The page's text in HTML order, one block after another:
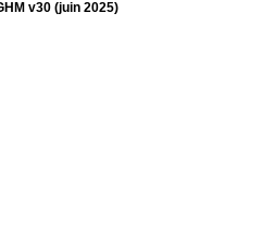
v30 (juin 2025)